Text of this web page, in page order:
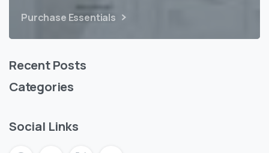
Purchase Essentials
Recent Posts
Categories
Social Links